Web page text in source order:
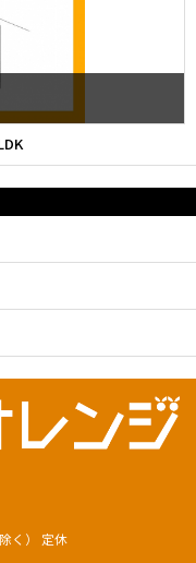
く） 定休